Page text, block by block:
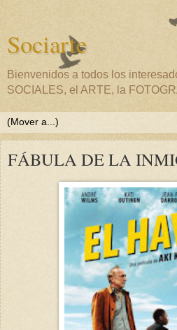
Sociarte
Bienvenidos a todos los
SOCIALES, el ARTE, la
FÁBULA DE LA